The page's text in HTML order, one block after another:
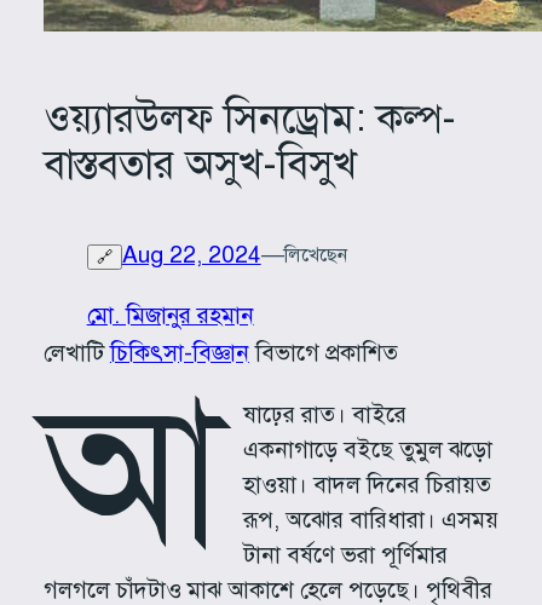
ওয়্যারউলফ সিনড্রোম: কল্প-
বাস্তবতার অসুখ-বিসুখ
🔗 Aug 22, 2024—লিখেছেন
মো. মিজানুর রহমান
লেখাটিচিকিৎসা-বিজ্ঞানবিভাগে প্রকাশিত
আ
ষাঢ়ের রাত। বাইরে
একনাগাড়ে বইছে তুমুল ঝড়ো
হাওয়া। বাদল দিনের চিরায়ত
রূপ, অঝোর বারিধারা। এসময়
টানা বর্ষণে ভরা পূর্ণিমার
গলগলে চাঁদটাও মাঝ আকাশে হেলে পড়েছে। পৃথিবীর